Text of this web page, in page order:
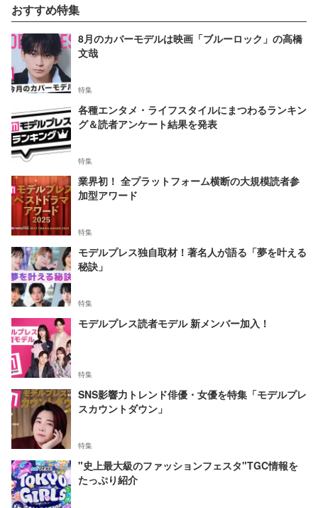
おすすめ特集
8月のカバーモデルは映画「ブルーロック」の高橋
文哉
特集
各種エンタメ・ライフスタイルにまつわるランキン
グ＆読者アンケート結果を発表
特集
業界初！ 全プラットフォーム横断の大規模読者参
加型アワード
特集
モデルプレス独自取材！著名人が語る「夢を叶える
秘訣」
特集
モデルプレス読者モデル 新メンバー加入！
特集
SNS影響力トレンド俳優・女優を特集「モデルプレ
スカウントダウン」
特集
"史上最大級のファッションフェスタ"TGC情報を
たっぷり紹介